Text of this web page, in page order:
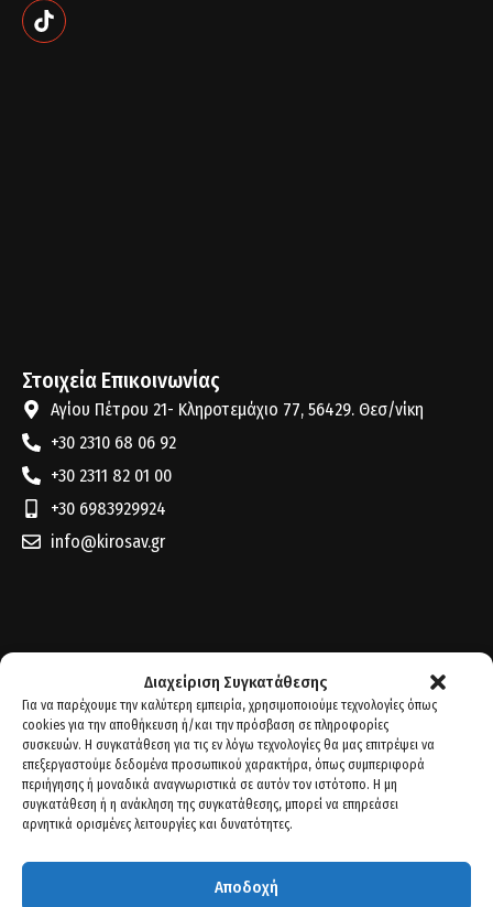
Διαχείριση Συγκατάθεσης
Για να παρέχουμε την καλύτερη εμπειρία, χρησιμοποιούμε τεχνολογίες όπως
cookies για την αποθήκευση ή/και την πρόσβαση σε πληροφορίες
συσκευών. Η συγκατάθεση για τις εν λόγω τεχνολογίες θα μας επιτρέψει να
επεξεργαστούμε δεδομένα προσωπικού χαρακτήρα, όπως συμπεριφορά
περιήγησης ή μοναδικά αναγνωριστικά σε αυτόν τον ιστότοπο. Η μη
συγκατάθεση ή η ανάκληση της συγκατάθεσης, μπορεί να επηρεάσει
αρνητικά ορισμένες λειτουργίες και δυνατότητες.
Αποδοχή
Στοιχεία Επικοινωνίας
Αγίου Πέτρου 21- Κληροτεμάχιο 77, 56429. Θεσ/νίκη
+30 2310 68 06 92
+30 2311 82 01 00
+30 6983929924
info@kirosav.gr